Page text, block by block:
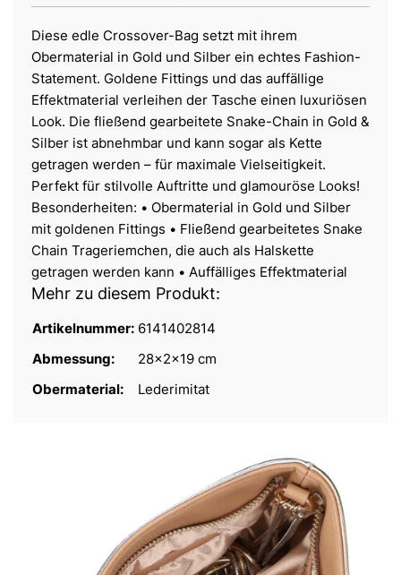
Diese edle Crossover-Bag setzt mit ihrem
Obermaterial in Gold und Silber ein echtes Fashion-
Statement. Goldene Fittings und das auffällige
Effektmaterial verleihen der Tasche einen luxuriösen
Look. Die fließend gearbeitete Snake-Chain in Gold &
Silber ist abnehmbar und kann sogar als Kette
getragen werden – für maximale Vielseitigkeit.
Perfekt für stilvolle Auftritte und glamouröse Looks!
Besonderheiten: • Obermaterial in Gold und Silber
mit goldenen Fittings • Fließend gearbeitetes Snake
Chain Trageriemchen, die auch als Halskette
getragen werden kann • Auffälliges Effektmaterial
Mehr zu diesem Produkt:
Artikelnummer: 6141402814
Abmessung:
28x2x19 cm
Obermaterial:
Lederimitat